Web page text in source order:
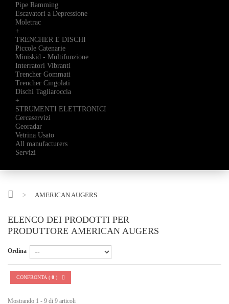
Pipe Ramming
Escavatori a Depressione
Moletrac
+
TRENCHER E DISCHI
Piccole Catenarie
Miniskid - Multifunzione
Interratori Vibranti
Trencher Gommati
Trencher Cingolati
Dischi Tagliaroccia
+
STRUMENTI ELETTRONICI
Cercaservizi
Georadar
Vetrina Usato
All manufacturers
Servizi
> AMERICAN AUGERS
ELENCO DEI PRODOTTI PER
PRODUTTORE AMERICAN AUGERS
Ordina
CONFRONTA ( 0 )
Mostrando 1 - 9 di 9 articoli